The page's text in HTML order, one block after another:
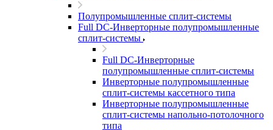
Полупромышленные сплит-системы
Full DC-Инверторные полупромышленные
сплит-системы
Full DC-Инверторные
полупромышленные сплит-системы
Инверторные полупромышленные
сплит-системы кассетного типа
Инверторные полупромышленные
сплит-системы напольно-потолочного
типа